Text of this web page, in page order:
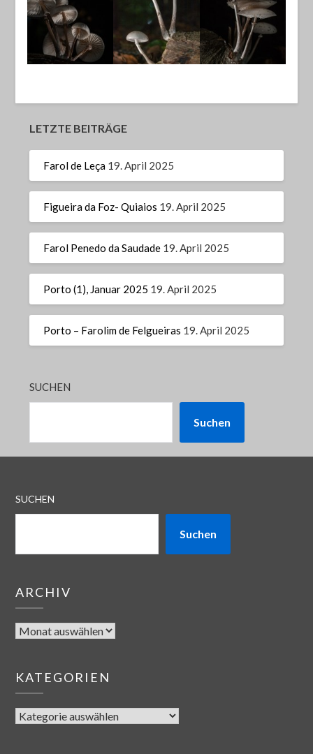
LETZTE BEITRÄGE
Farol de Leça 19. April 2025
Figueira da Foz- Quiaios 19. April 2025
Farol Penedo da Saudade 19. April 2025
Porto (1), Januar 2025 19. April 2025
Porto – Farolim de Felgueiras 19. April 2025
SUCHEN
Suchen
SUCHEN
Suchen
ARCHIV
KATEGORIEN